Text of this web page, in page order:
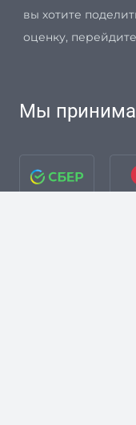
вы хотите
оценку,
Мы